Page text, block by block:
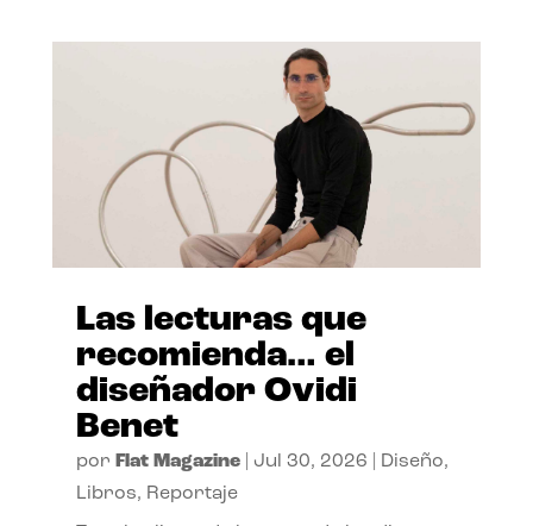
Las lecturas que
recomienda… el
diseñador Ovidi
Benet
por Flat Magazine| Jul 30, 2026 Diseño,
Libros, Reportaje